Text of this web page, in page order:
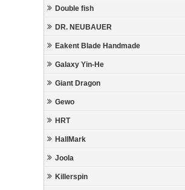
Double fish
DR. NEUBAUER
Eakent Blade Handmade
Galaxy Yin-He
Giant Dragon
Gewo
HRT
HallMark
Joola
Killerspin